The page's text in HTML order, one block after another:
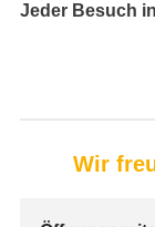
Jeder Besuch
Wir